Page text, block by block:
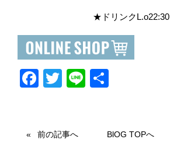
★ドリンクL.o22:30
F
e
T
er
Li
前の記事へ BlOG TOPへ